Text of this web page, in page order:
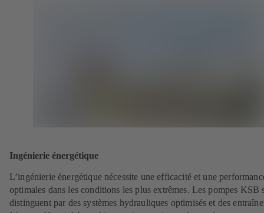
Ingénierie énergétique
L’ingénierie énergétique nécessite une efficacité et une
optimales dans les conditions les plus extrêmes. Les pompes KSB
distinguent par des systèmes hydrauliques optimisés et des